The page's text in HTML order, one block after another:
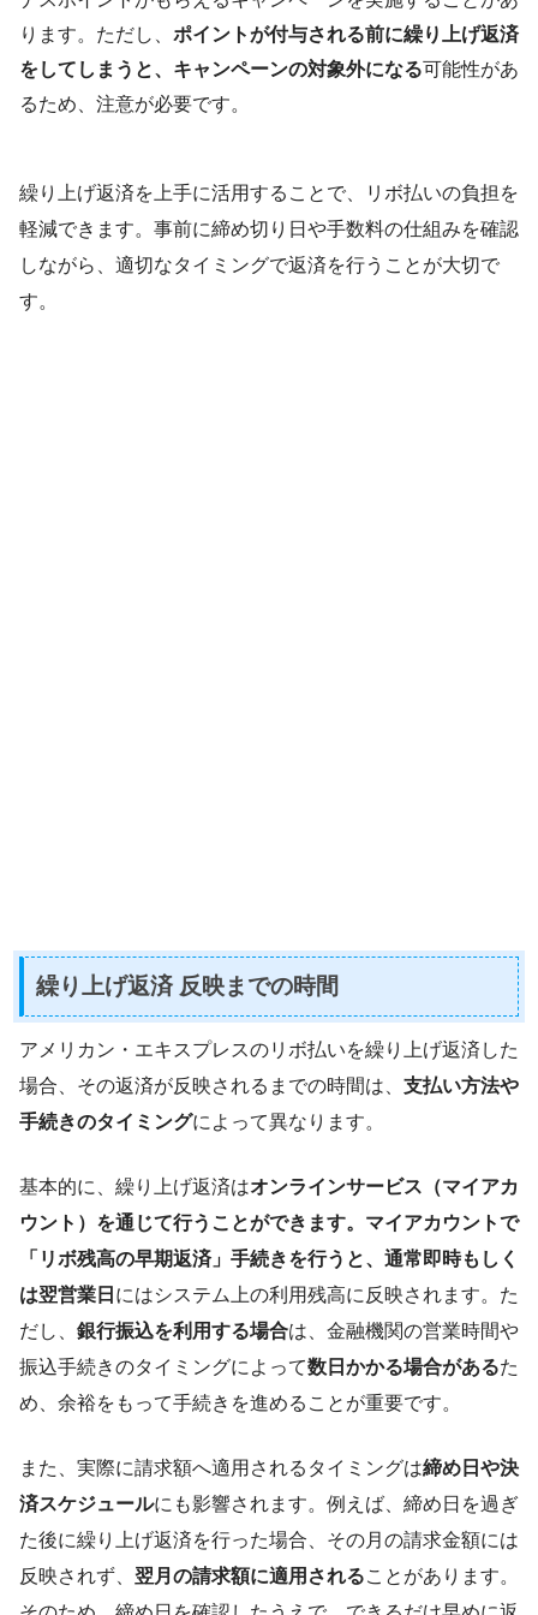
ります。ただし、 ポイントが付与される前に繰り上げ返済
をしてしまうと、キャンペーンの対象外になる可能性があ
るため、注意が必要です。
繰り上げ返済を上手に活用することで、リボ払いの負担を
軽減できます。事前に締め切り日や手数料の仕組みを確認
しながら、適切なタイミングで返済を行うことが大切で
す。
繰り上げ返済 反映までの時間
アメリカン・エキスプレスのリボ払いを繰り上げ返済した
場合、その返済が反映されるまでの時間は、 支払い方法や
手続きのタイミングによって異なります。
基本的に、繰り上げ返済はオンラインサービス（マイアカ
ウント）を通じて行うことができます。マイアカウントで
「リボ残高の早期返済」手続きを行うと、通常即時もしく
は翌営業日 にはシステム上の利用残高に反映されます。た
だし、 銀行振込を利用する場合は、金融機関の営業時間や
振込手続きのタイミングによって数日かかる場合があるた
め、余裕をもって手続きを進めることが重要です。
また、実際に請求額へ適用されるタイミングは締め日や決
済スケジュールにも影響されます。例えば、締め日を過ぎ
た後に繰り上げ返済を行った場合、その月の請求金額には
反映されず、 翌月の請求額に適用されることがあります。